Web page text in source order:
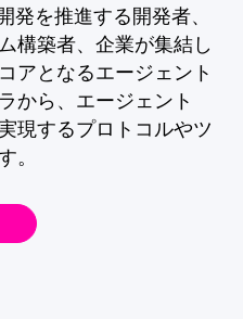
発を推進する開発者、
構築者、企業が集結し
アとなるエージェント
から、エージェント
現するプロトコルやツ
。